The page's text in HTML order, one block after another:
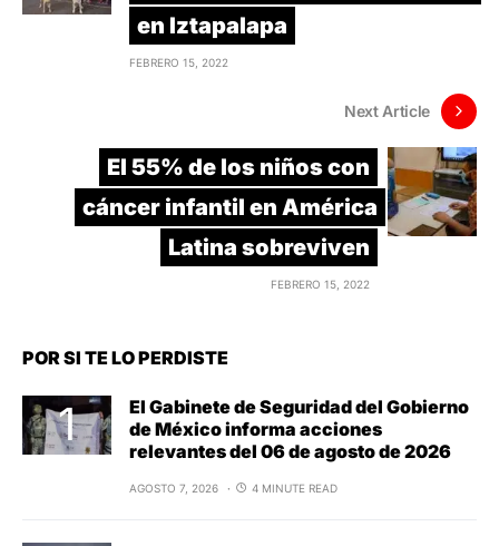
en Iztapalapa
FEBRERO 15, 2022
Next Article
El 55% de los niños con
cáncer infantil en América
Latina sobreviven
FEBRERO 15, 2022
POR SI TE LO PERDISTE
El Gabinete de Seguridad del Gobierno
de México informa acciones
relevantes del 06 de agosto de 2026
AGOSTO 7, 2026 4 MINUTE READ